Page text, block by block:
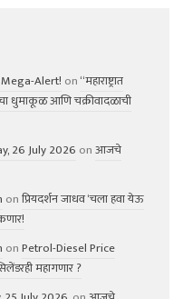
Alert! on“महाराष्ट्रात
धुमाकूळ आणि चक्रीवादळाची
26 July 2026 onआजचे
onप्रियदर्शन जाधव ‘चला हवा येऊ
onPetrol-Diesel Price
महागणार ?